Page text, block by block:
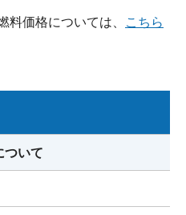
価格については、 こちら
ついて